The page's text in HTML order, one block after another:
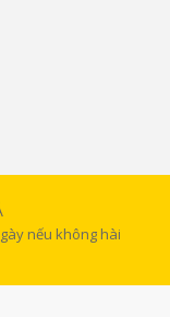
nếu không hài